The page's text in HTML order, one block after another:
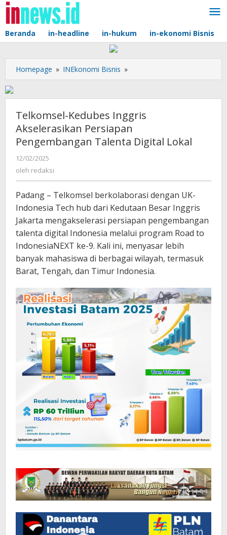
Lewati
konten
Beranda in-headline in-hukum in-ekonomi Bisnis
Homepage » INEkonomi Bisnis »
Kedubes
Akselerasikan
Persiapan
Pengembangan
Talenta
Digital
Telkomsel-Kedubes Inggris
Akselerasikan Persiapan
Pengembangan Talenta Digital Lokal
12/02/2025
redaksi
oleh redaksi
Padang – Telkomsel berkolaborasi dengan UK-
Indonesia Tech hub dari Kedutaan Besar Inggris
Jakarta mengakselerasi persiapan pengembangan
talenta digital Indonesia melalui program Road to
IndonesiaNEXT ke-9. Kali ini, menyasar lebih
banyak mahasiswa di berbagai wilayah, termasuk
Barat, Tengah, dan Timur Indonesia.